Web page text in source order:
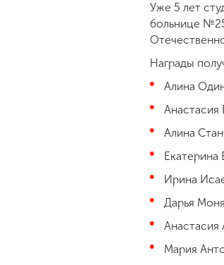
Уже 5 лет
больнице
Награды
Алина
Алина
Ирина
Дарья
Мария